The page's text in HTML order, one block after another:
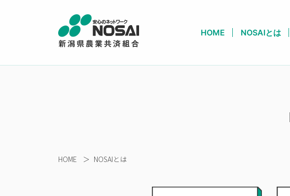
HOME NOSAIとは
HOME ＞ NOSAIとは